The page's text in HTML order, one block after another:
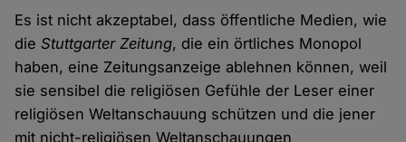
Es ist nicht akzeptabel, dass öffentliche Medien, wie
dieStuttgarter Zeitung, die ein örtliches Monopol
haben, eine Zeitungsanzeige ablehnen können, weil
sie sensibel die religiösen Gefühle der Leser einer
religiösen Weltanschauung schützen und die jener
mit nicht-religiösen Weltanschauungen